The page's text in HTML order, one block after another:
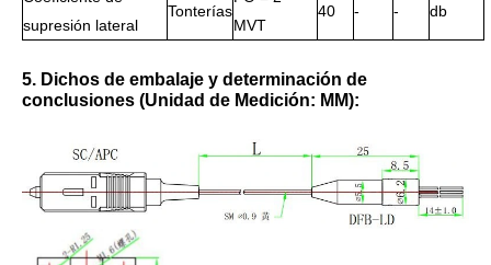
supresión lateral
Tonterías
MVT
40 - - db
5. Dichos de embalaje y determinación de
conclusiones (Unidad de Medición: MM):